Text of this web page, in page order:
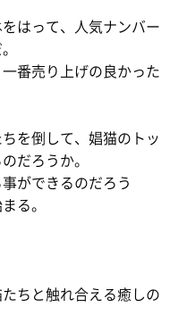
はって、人気ナンバー
番売り上げの良かった
を倒して、娼猫のトッ
だろうか。
ができるのだろう
る。
ちと触れ合える癒しの